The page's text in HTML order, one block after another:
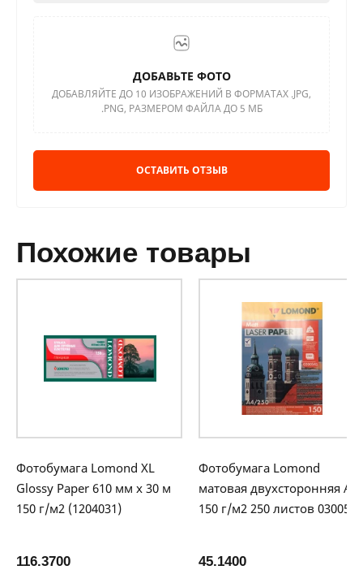
ДОБАВЬТЕ ФОТО
ДОБАВЛЯЙТЕ ДО 10 ИЗОБРАЖЕНИЙ В ФОРМАТАХ .JPG,
.PNG, РАЗМЕРОМ ФАЙЛА ДО 5 МБ
ОСТАВИТЬ ОТЗЫВ
похожие товары
Фотобумага Lomond XL
Glossy Paper 610 мм х 30 м
150 г/м2 (1204031)
116.3700
Фотобумага Lomond
матовая двухсторонняя A4
150 г/м2 250 листов 0300541
45.1400